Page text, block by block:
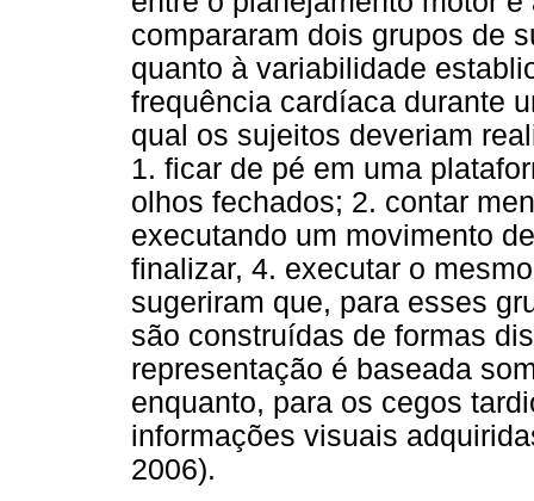
compararam dois grupos de
quanto à variabilidade
frequência cardíaca durante
qual os sujeitos deveriam
1. ficar de pé em uma
olhos fechados; 2. contar
executando um movimento
finalizar, 4. executar o
sugeriram que, para esses
são construídas de formas
representação é baseada
enquanto, para os cegos
informações visuais
2006).